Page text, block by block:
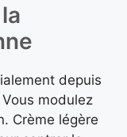
depuis
modulez
Crème légère